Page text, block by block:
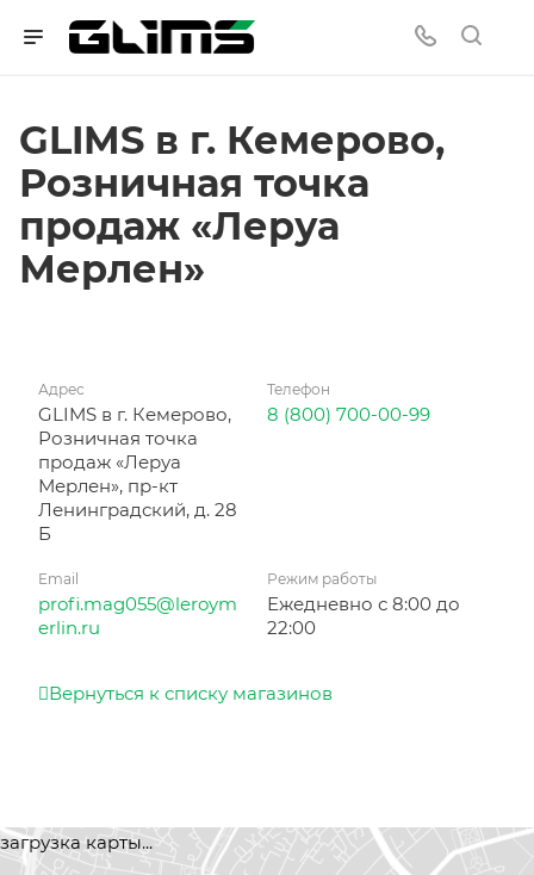
GLIMS в г. Кемерово,
Розничная точка
продаж «Леруа
Мерлен»
Адрес
GLIMS в г. Кемерово,
Розничная точка
продаж «Леруа
Мерлен», пр-кт
Ленинградский, д. 28
Б
Телефон
8 (800) 700-00-99
Email
profi.mag055@leroym
erlin.ru
Режим работы
Ежедневно с 8:00 до
22:00
Вернуться к списку магазинов
загрузка карты...